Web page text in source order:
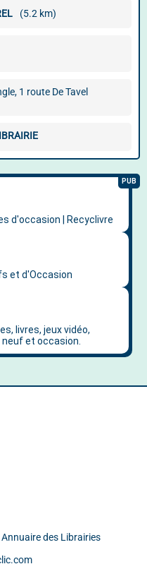
(5.2 km)
1 route De Tavel
des Librairies